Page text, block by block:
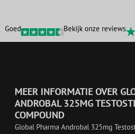
Goed Bekijk onze reviews
MEER INFORMATIE OVER
ANDROBAL 325MG
COMPOUND
Global Pharma Androbal 325mg